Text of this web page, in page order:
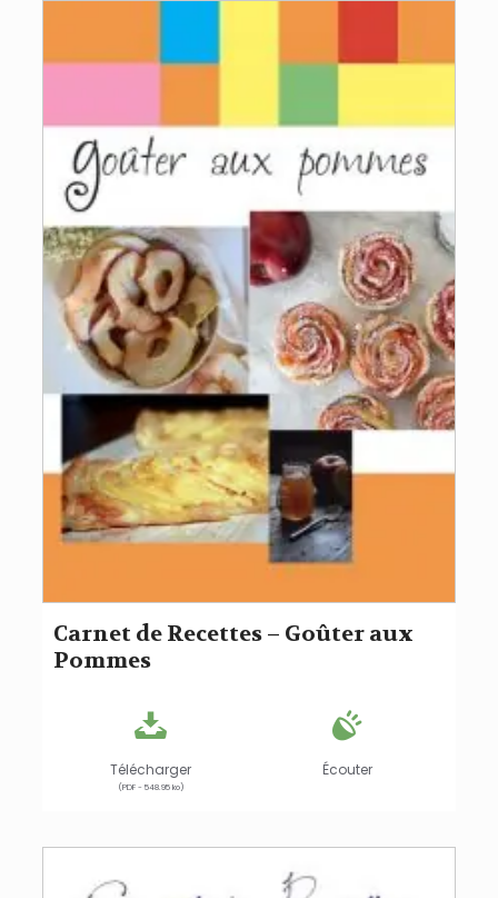
Carnet de Recettes – Goûter aux
Pommes
Télécharger
(PDF - 548.95 ko)
Écouter